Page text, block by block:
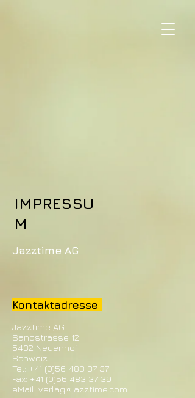
IMPRESSU
M
Jazztime AG
Kontaktadresse
Jazztime AG
Sandstrasse 12
5432 Neuenhof
Schweiz
Tel: +41 (0)56 483 37 37
Fax: +41 (0)56 483 37 39
eMail: verlag@jazztime.com